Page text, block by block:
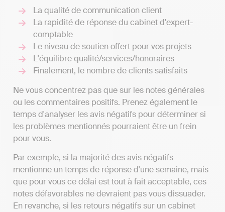
La qualité de communication client
La rapidité de réponse du cabinet d'expert-
comptable
Le niveau de soutien offert pour vos projets
L'équilibre qualité/services/honoraires
Finalement, le nombre de clients satisfaits
Ne vous concentrez pas que sur les notes générales
ou les commentaires positifs. Prenez également le
temps d'analyser les avis négatifs pour déterminer si
les problèmes mentionnés pourraient être un frein
pour vous.
Par exemple, si la majorité des avis négatifs
mentionne un temps de réponse d'une semaine, mais
que pour vous ce délai est tout à fait acceptable, ces
notes défavorables ne devraient pas vous dissuader.
En revanche, si les retours négatifs sur un cabinet